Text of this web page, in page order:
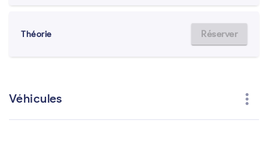
Théorie Réserver
Véhicules more_vert